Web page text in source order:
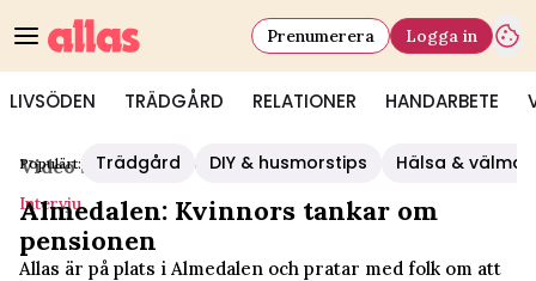
LIVSÖDEN TRÄDGÅRD RELATIONER HANDARBETE
Prenumerera Logga in
Populärt: Trädgård DIY & husmorstips Hälsa &
Video Start/Intervju
Intervju
Almedalen: Kvinnors tankar om
pensionen
Allas är på plats i Almedalen och pratar med folk om att